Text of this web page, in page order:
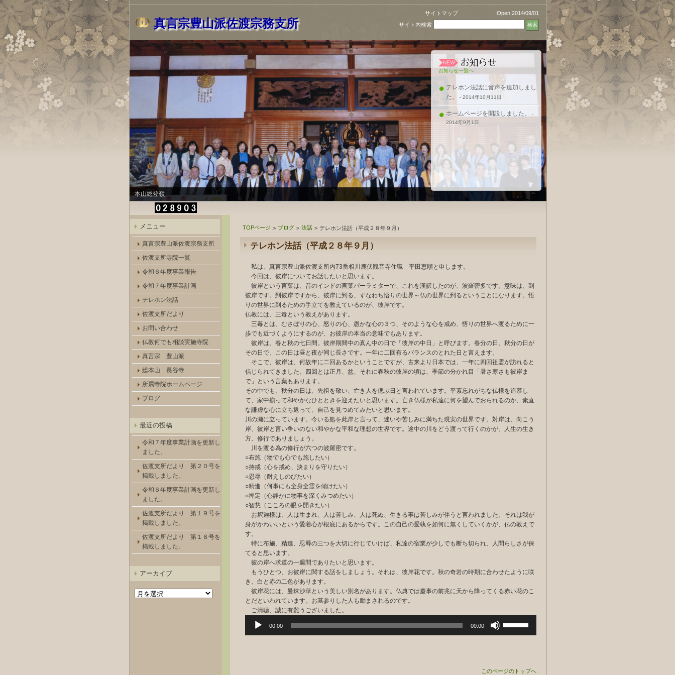
真言宗豊山派佐渡宗務支所
サイトマップ
Open:2014/09/01
サイト内検索
本山総登嶺
お知らせ一覧へ
テレホン法話に音声を追加しまし
た。
- 2014年10月11日
ホームページを開設しました。
-
2014年9月1日
TOPページ > ブログ > 法話 > テレホン法話（平成２８年９月）
テレホン法話（平成２８年９月）
私は、真言宗豊山派佐渡支所内73番相川鹿伏観音寺住職 平田恵順と申します。
今回は、彼岸についてお話したいと思います。
彼岸という言葉は、昔のインドの言葉パーラミターで、これを漢訳したのが、波羅密多です。意味は、到
彼岸です。到彼岸ですから、彼岸に到る、すなわち悟りの世界～仏の世界に到るということになります。悟
りの世界に到るための手立てを教えているのが、彼岸です。
仏教には、三毒という教えがあります。
三毒とは、むさぼりの心、怒りの心、愚かな心の３つ、そのような心を戒め、悟りの世界へ渡るために一
歩でも近づくようにするのが、お彼岸の本当の意味でもあります。
彼岸は、春と秋の七日間。彼岸期間中の真ん中の日で「彼岸の中日」と呼びます。春分の日、秋分の日が
その日で、この日は昼と夜が同じ長さです。一年に二回有るバランスのとれた日と言えます。
そこで、彼岸は、何故年に二回あるかということですが、古来より日本では、一年に四回祖霊が訪れると
信じられてきました。四回とは正月、盆、それに春秋の彼岸の頃は、季節の分かれ目「暑さ寒さも彼岸ま
で」という言葉もあります。
その中でも、秋分の日は、先祖を敬い、亡き人を偲ぶ日と言われています。平素忘れがちな仏様を追慕し
て、家中揃って和やかなひとときを迎えたいと思います。亡き仏様が私達に何を望んでおられるのか、素直
な謙虚な心に立ち返って、自己を見つめてみたいと思います。
川の瀬に立っています。今いる処を此岸と言って、迷いや苦しみに満ちた現実の世界です。対岸は、向こう
岸、彼岸と言い争いのない和やかな平和な理想の世界です。途中の川をどう渡って行くのかが、人生の生き
方、修行でありましょう。
川を渡る為の修行が六つの波羅密です。
○布施（物でも心でも施したい）
○持戒（心を戒め、決まりを守りたい）
○忍辱（耐えしのびたい）
○精進（何事にも全身全霊を傾けたい）
○禅定（心静かに物事を深くみつめたい）
○智慧（こころの眼を開きたい）
お釈迦様は、人は生まれ、人は苦しみ、人は死ぬ、生きる事は苦しみが伴うと言われました。それは我が
身がかわいいという愛着心が根底にあるからです。この自己の愛執を如何に無くしていくかが、仏の教えで
す。
特に布施、精進、忍辱の三つを大切に行じていけば、私達の宿業が少しでも断ち切られ、人間らしさが保
てると思います。
彼の岸へ求道の一週間でありたいと思います。
もうひとつ、お彼岸に関する話をしましょう。それは、彼岸花です。秋の奇岩の時期に合わせたように咲
き、白と赤の二色があります。
彼岸花には、曼珠沙華という美しい別名があります。仏典では慶事の前兆に天から降ってくる赤い花のこ
とだといわれています。お墓参りした人も励まされるのです。
ご清聴、誠に有難うございました。
00:00 00:00
リ
このページのトップへ
メニュー
真言宗豊山派佐渡宗務支所
佐渡支所寺院一覧
令和６年度事業報告
令和７年度事業計画
テレホン法話
佐渡支所だより
お問い合わせ
仏教何でも相談実施寺院
真言宗 豊山派
総本山 長谷寺
所属寺院ホームページ
ブログ
最近の投稿
令和７年度事業計画を更新し
ました。
佐渡支所だより 第２０号を
掲載しました。
令和６年度事業計画を更新し
ました。
佐渡支所だより 第１９号を
掲載しました。
佐渡支所だより 第１８号を
掲載しました。
アーカイブ
ア
ー